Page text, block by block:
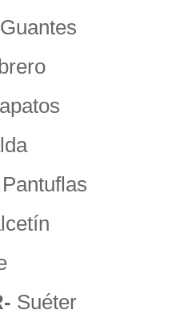
Guantes
Pantuflas
Suéter